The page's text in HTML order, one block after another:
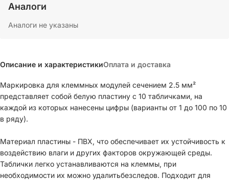
Аналоги
Аналоги не указаны
Описание и характеристикиОплата и доставка
Маркировка для клеммных модулей сечением 2.5 мм²
представляет собой белую пластину с 10 табличками, на
каждой из которых нанесены цифры (варианты от 1 до 100 по 10
в ряду).
Материал пластины - ПВХ, что обеспечивает их устойчивость к
воздействию влаги и других факторов окружающей среды.
Таблички легко устанавливаются на клеммы, при
необходимости их можно удалитьбезследов. Подходит для